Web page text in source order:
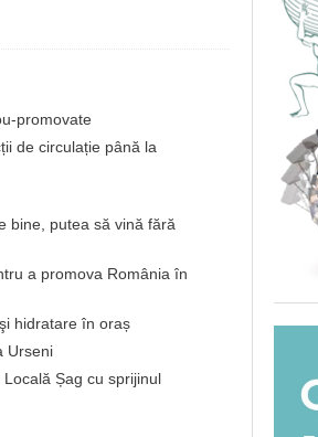
promovate
de circulație până la
bine, putea să vină fără
a promova România în
hidratare în oraș
Urseni
Șag cu sprijinul